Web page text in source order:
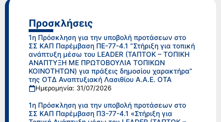
Προσκλήσεις
1η Πρόσκληση για την υποβολή προτάσεων στο
ΣΣ ΚΑΠ Παρέμβαση ΠΕ-77-4.1 ”Στήριξη για τοπική
ανάπτυξη μέσω του LEADER (ΤΑΠΤΟΚ – ΤΟΠΙΚΗ
ΑΝΑΠΤΥΞΗ ΜΕ ΠΡΩΤΟΒΟΥΛΙΑ ΤΟΠΙΚΩΝ
ΚΟΙΝΟΤΗΤΩΝ) για πράξεις δημοσίου χαρακτήρα”
της ΟΤΔ Αναπτυξιακή Λασιθίου Α.Α.Ε. ΟΤΑ
Ημερομηνία: 31/07/2026
1η Πρόσκληση για την υποβολή προτάσεων στο
ΣΣ ΚΑΠ Παρέμβαση Π3-77-4.1 «Στήριξη για